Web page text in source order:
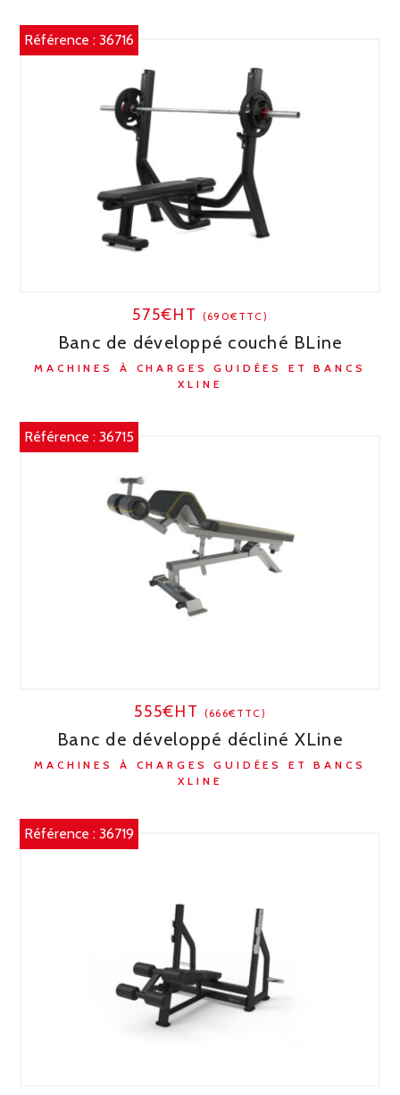
Référence :36716
575€HT(690€TTC)
Banc de développé couché BLine
MACHINES À CHARGES GUIDÉES ET BANCS
XLINE
Référence :36715
555€HT(666€TTC)
Banc de développé décliné XLine
MACHINES À CHARGES GUIDÉES ET BANCS
XLINE
Référence :36719